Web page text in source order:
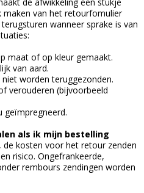
maken van het retourfomulier
wanneer sprake is van
maat of op kleur gemaakt.
van aard.
worden teruggezonden.
verouderen (bijvoorbeeld
geïmpregneerd.
als ik mijn bestelling
de kosten voor het retour zenden
risico. Ongefrankeerde,
rembours zendingen worden